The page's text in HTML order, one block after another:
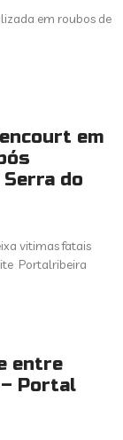
em roubos de
em
do
vitimas fatais
Portalribeira
entre
Portal